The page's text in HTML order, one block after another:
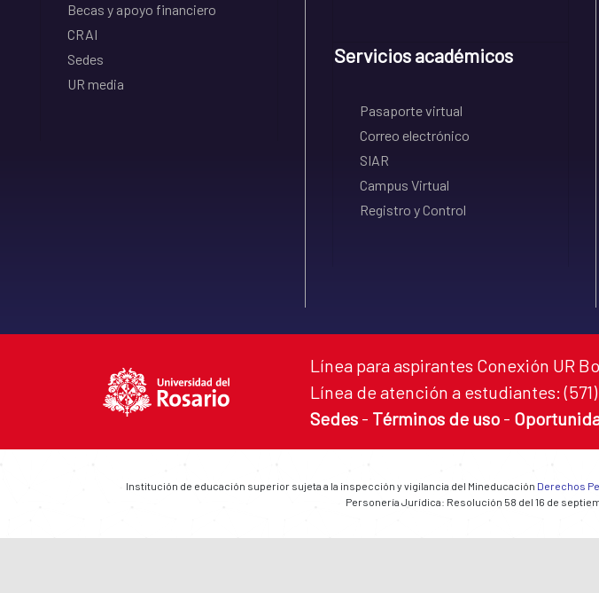
Becas y apoyo financiero
CRAI
Sedes
UR media
Servicios académicos
Pasaporte virtual
Correo electrónico
SIAR
Campus Virtual
Registro y Control
Línea para aspirantes Conexión UR
Línea de atención a estudiantes:
Sedes - Términos de uso -
Institución de educación superior sujeta a la inspección y vigilancia del Mineducación Derechos
Personería Jurídica: Resolución 58 del 16 de